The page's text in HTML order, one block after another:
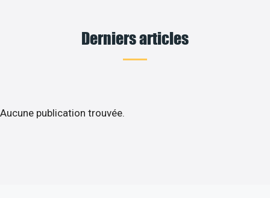
Derniers articles
Aucune publication trouvée.